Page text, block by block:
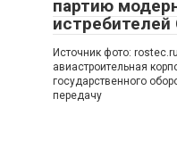
партию
Источник фото:
авиастроительная
государственного
передачу